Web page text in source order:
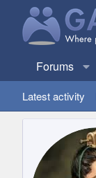
Forums
Latest activity